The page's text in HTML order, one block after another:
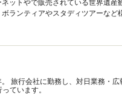
ットやで販売されている世界遺
ランティアやスタディツアーな
旅行会社に勤務し、対日業務・
ています。